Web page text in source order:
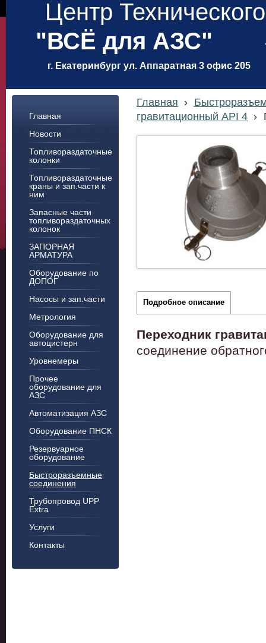
Центр
г. Екатеринбург ул. Аппаратная 3 офис 205
"ВСЁ для АЗС"
Главная
Новости
Топливораздаточные
колонки
Топливораздаточные
краны и зап.части к
ним
Запасные части
топливораздаточных
колонок
ЗАПОРНАЯ
АРМАТУРА
Оборудование по
ДОПОГ
Насосы и зап.части
Метрология
Оборудование для
автоцистерн
Уровнемеры
Прочее
оборудование для
АЗС
Автоматизация АЗС
Оборудование ПНСК
Резервуарное
оборудование
Быстроразъемные
соединения
Трубопровод UPP
Extra
Услуги
Контакты
Главная ›
гравитационный API 4 ›
Подробное описание
Переходник
соединение